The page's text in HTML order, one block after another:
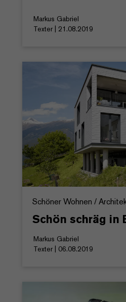
Markus Gabriel
Texter | 21.08.2019
Schöner Wohnen /
Schön schräg in
Markus Gabriel
Texter | 06.08.2019